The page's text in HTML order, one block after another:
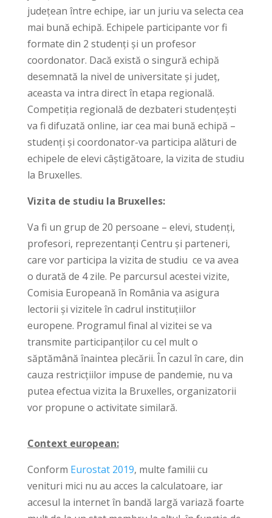
județean între echipe, iar un juriu va selecta cea
mai bună echipă. Echipele participante vor fi
formate din 2 studenți și un profesor
coordonator. Dacă există o singură echipă
desemnată la nivel de universitate și județ,
aceasta va intra direct în etapa regională.
Competiția regională de dezbateri studențești
va fi difuzată online, iar cea mai bună echipă –
studenți și coordonator-va participa alături de
echipele de elevi câștigătoare, la vizita de studiu
la Bruxelles.
Vizita de studiu la Bruxelles:
Va fi un grup de 20 persoane – elevi, studenți,
profesori, reprezentanți Centru și parteneri,
care vor participa la vizita de studiu ce va avea
o durată de 4 zile. Pe parcursul acestei vizite,
Comisia Europeană în România va asigura
lectorii și vizitele în cadrul instituțiilor
europene. Programul final al vizitei se va
transmite participanților cu cel mult o
săptămână înaintea plecării. În cazul în care, din
cauza restricțiilor impuse de pandemie, nu va
putea efectua vizita la Bruxelles, organizatorii
vor propune o activitate similară.
Context european:
Conform Eurostat 2019, multe familii cu
venituri mici nu au acces la calculatoare, iar
accesul la internet în bandă largă variază foarte